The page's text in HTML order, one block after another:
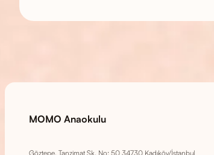
MOMO Anaokulu
Göztepe, Tanzimat Sk. No: 50 34730 Kadıköy/İstanbul